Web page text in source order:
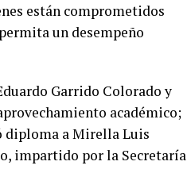
están comprometidos
un desempeño
Garrido Colorado y
académico;
diploma a Mirella Luis
impartido por la Secretaría